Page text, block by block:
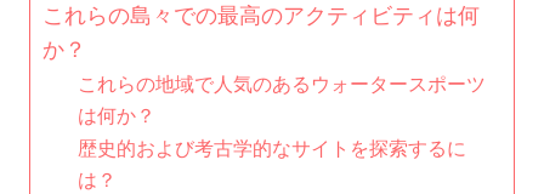
これらの島々での最高のアクティビティは何
か？
これらの地域で人気のあるウォータースポーツ
は何か？
歴史的および考古学的なサイトを探索するに
は？